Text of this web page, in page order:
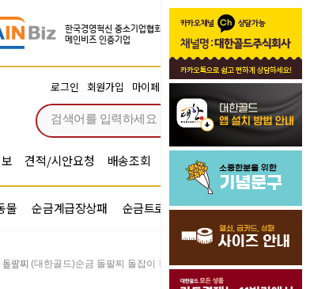
로그인 회원가입 마이페이지 주문조회 장바구니 0
견적/시안요청 배송조회 시안확인 기념문구예문
물 순금계급장상패 순금트로피 순금기업반지
돌팔찌 (대한골드)순금 돌팔찌 돌잡이 청진기 24k 3.75g 7.5g 11.25g